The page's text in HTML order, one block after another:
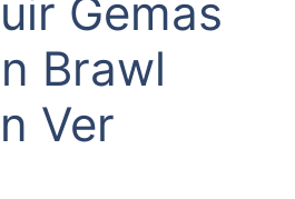
Gemas
Brawl
Ver